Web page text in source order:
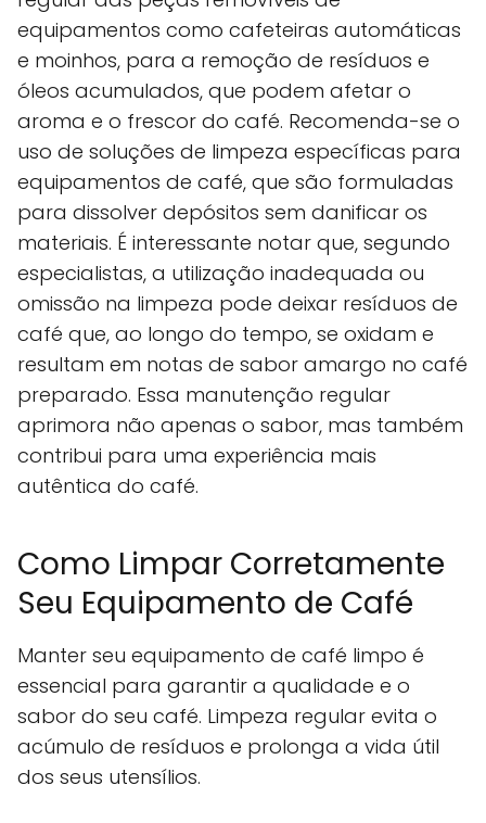
equipamentos como cafeteiras automáticas
e moinhos, para a remoção de resíduos e
óleos acumulados, que podem afetar o
aroma e o frescor do café. Recomenda-se o
uso de soluções de limpeza específicas para
equipamentos de café, que são formuladas
para dissolver depósitos sem danificar os
materiais. É interessante notar que, segundo
especialistas, a utilização inadequada ou
omissão na limpeza pode deixar resíduos de
café que, ao longo do tempo, se oxidam e
resultam em notas de sabor amargo no café
preparado. Essa manutenção regular
aprimora não apenas o sabor, mas também
contribui para uma experiência mais
autêntica do café.
Como Limpar Corretamente
Seu Equipamento de Café
Manter seu equipamento de café limpo é
essencial para garantir a qualidade e o
sabor do seu café. Limpeza regular evita o
acúmulo de resíduos e prolonga a vida útil
dos seus utensílios.